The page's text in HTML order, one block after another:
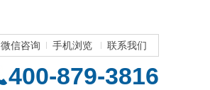
微信咨询 手机浏览 联系我们
400-879-3816